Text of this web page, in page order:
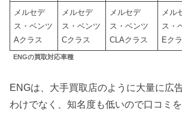
メルセデ
ス・ベンツ
Aクラス
メルセデ
ス・ベンツ
Cクラス
メルセデ
ス・ベンツ
CLAクラス
メル
ス・
Eク
ENGの買取対応車種
ENGは、大手買取店のように大量に広
わけでなく、知名度も低いので口コミを